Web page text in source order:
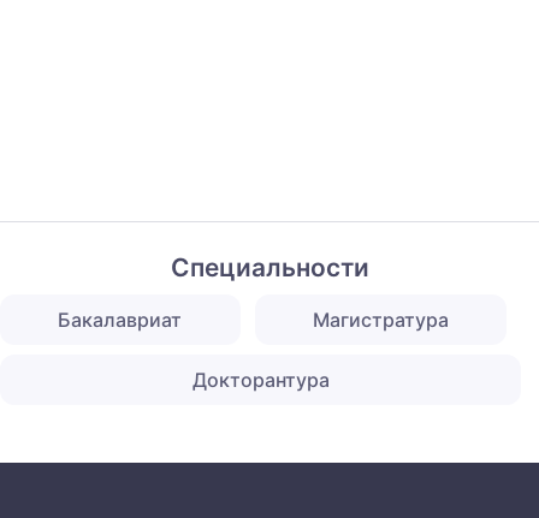
Специальности
Бакалавриат Магистратура
Докторантура